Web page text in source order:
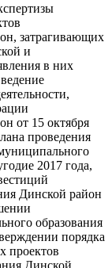
затрагивающих
и
в них
от 15 октября
проведения
2017 года,
Динской район
образования
порядка
проектов
Динской